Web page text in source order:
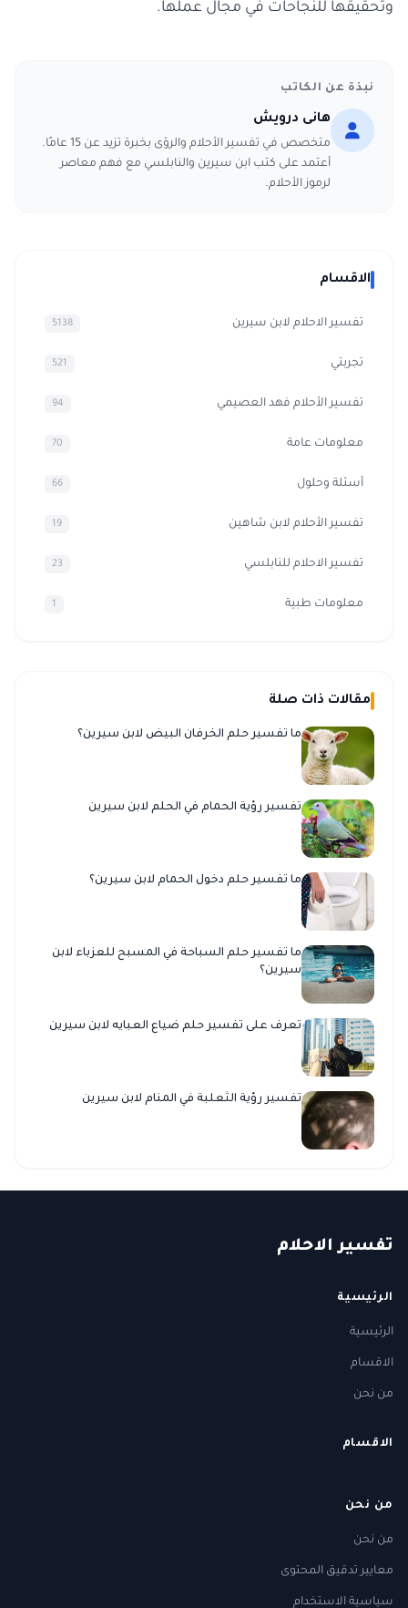
وتحقيقها للنجاحات في مجال عملها.
نبذة عن الكاتب
هانى درويش
متخصص في تفسير الأحلام والرؤى بخبرة تزيد عن 15 عامًا.
أعتمد على كتب ابن سيرين والنابلسي مع فهم معاصر
لرموز الأحلام.
الاقسام
تفسير الاحلام لابن سيرين 5138
تجربتي 521
تفسير الأحلام فهد العصيمي 94
معلومات عامة 70
أسئلة وحلول 66
تفسير الأحلام لابن شاهين 19
تفسير الاحلام للنابلسي 23
معلومات طبية 1
مقالات ذات صلة
ما تفسير حلم الخرفان البيض لابن سيرين؟
تفسير رؤية الحمام في الحلم لابن سيرين
ما تفسير حلم دخول الحمام لابن سيرين؟
ما تفسير حلم السباحة في المسبح للعزباء لابن
سيرين؟
تعرف على تفسير حلم ضياع العبايه لابن سيرين
تفسير رؤية الثعلبة في المنام لابن سيرين
تفسير الاحلام
الرئيسية
الرئيسية
الاقسام
من نحن
الاقسام
من نحن
من نحن
معايير تدقيق المحتوى
سياسية الاستخدام